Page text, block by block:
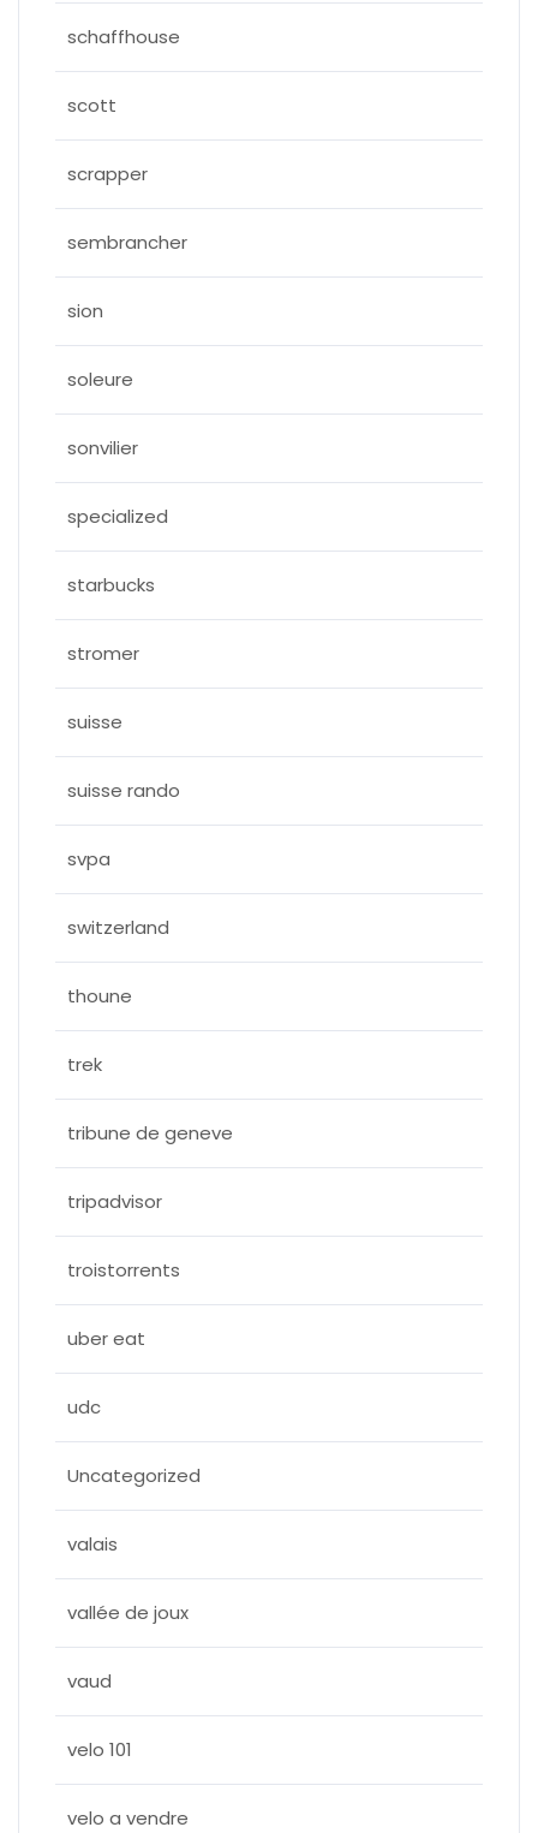
schaffhouse
scott
scrapper
sembrancher
sion
soleure
sonvilier
specialized
starbucks
stromer
suisse
suisse rando
svpa
switzerland
thoune
trek
tribune de geneve
tripadvisor
troistorrents
uber eat
udc
Uncategorized
valais
vallée de joux
vaud
velo 101
velo a vendre